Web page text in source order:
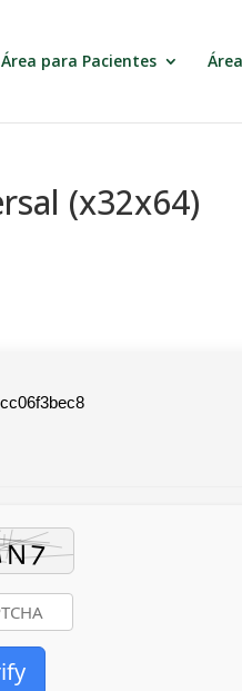
Área para Pacientes
(x32x64)